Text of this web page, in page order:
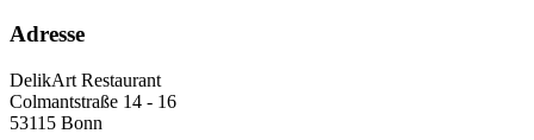
Adresse
DelikArt Restaurant
Colmantstraße 14 - 16
53115 Bonn